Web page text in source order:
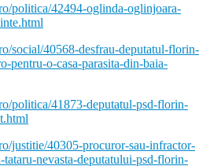
politica/42494-oglinda-oglinjoara-
social/40568-desfrau-deputatul-florin-
pentru-o-casa-parasita-din-baia-
politica/41873-deputatul-psd-florin-
justitie/40305-procuror-sau-infractor-
nevasta-deputatului-psd-florin-